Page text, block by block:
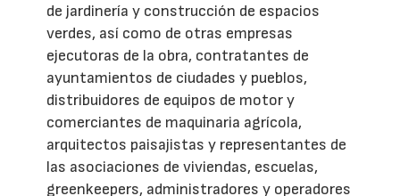
de jardinería y construcción de espacios
verdes, así como de otras empresas
ejecutoras de la obra, contratantes de
ayuntamientos de ciudades y pueblos,
distribuidores de equipos de motor y
comerciantes de maquinaria agrícola,
arquitectos paisajistas y representantes de
las asociaciones de viviendas, escuelas,
greenkeepers, administradores y operadores